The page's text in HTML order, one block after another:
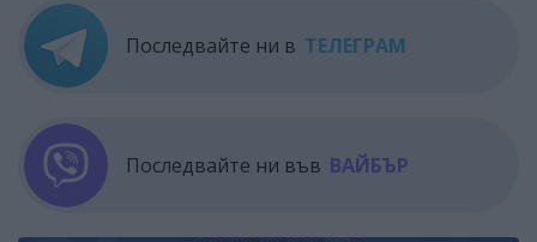
Последвайте ни в ТЕЛЕГРАМ
Последвайте ни във ВАЙБЪР